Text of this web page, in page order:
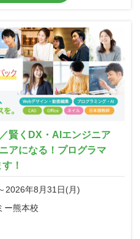
賢くDX・AIエンジニア
アになる！プログラマ
！
2026年8月31日(月)
ー熊本校